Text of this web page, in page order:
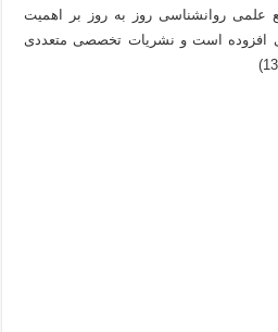
علمی روانشناسی روز به روز بر اهمیت
افزوده است و نشریات تخصصی متعددی